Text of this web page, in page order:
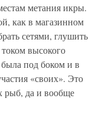
метания икры.
как в магазинном
сетями, глушить
высокого
под боком и в
«своих». Это
рыб, да и вообще